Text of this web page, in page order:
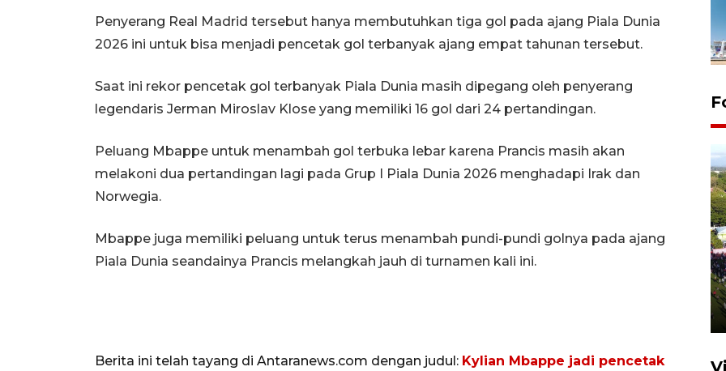
Penyerang Real Madrid tersebut hanya membutuhkan tiga gol pada ajang Piala Dunia
2026 ini untuk bisa menjadi pencetak gol terbanyak ajang empat tahunan tersebut.
Saat ini rekor pencetak gol terbanyak Piala Dunia masih dipegang oleh penyerang
legendaris Jerman Miroslav Klose yang memiliki 16 gol dari 24 pertandingan.
Peluang Mbappe untuk menambah gol terbuka lebar karena Prancis masih akan
melakoni dua pertandingan lagi pada Grup I Piala Dunia 2026 menghadapi Irak dan
Norwegia.
Mbappe juga memiliki peluang untuk terus menambah pundi-pundi golnya pada ajang
Piala Dunia seandainya Prancis melangkah jauh di turnamen kali ini.
Berita ini telah tayang di Antaranews.com dengan judul: Kylian Mbappe jadi pencetak
UPACARA HUT KE-78
REPUBLIK INDONESIA DI